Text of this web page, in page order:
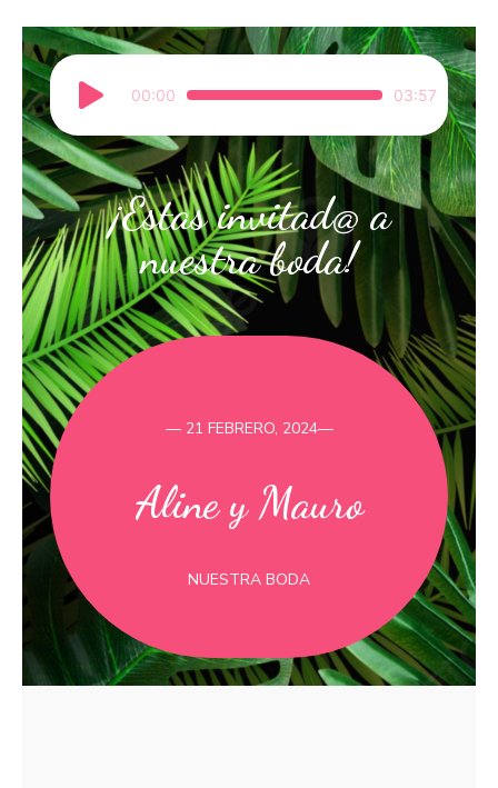
Reproductor
de
audio
00:00 03:57
¡Estas invitad@ a
nuestra boda!
— 21 FEBRERO, 2024—
Aline y Mauro
NUESTRA BODA